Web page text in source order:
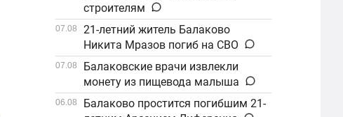
строителям
07.08
21-летний житель Балаково
Никита Мразов погиб на СВО
07.08
Балаковские врачи извлекли
монету из пищевода малыша
06.08
Балаково простится погибшим 21-